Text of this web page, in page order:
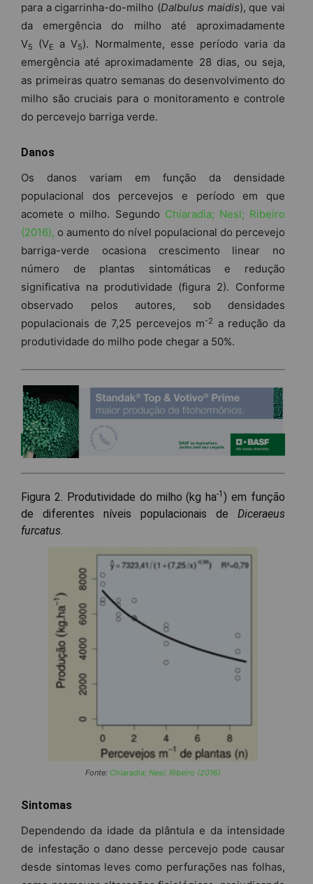
para a cigarrinha-do-milho (Dalbulus maidis), que vai
da emergência do milho até aproximadamente
V5 (VE a V5). Normalmente, esse período varia da
emergência até aproximadamente 28 dias, ou seja,
as primeiras quatro semanas do desenvolvimento do
milho são cruciais para o monitoramento e controle
do percevejo barriga verde.
Danos
Os danos variam em função da densidade
populacional dos percevejos e período em que
acomete o milho. Segundo Chiaradia; Nesi; Ribeiro
(2016), o aumento do nível populacional do percevejo
barriga-verde ocasiona crescimento linear no
número de plantas sintomáticas e redução
significativa na produtividade (figura 2). Conforme
observado pelos autores, sob densidades
populacionais de 7,25 percevejos m-2
a redução da
produtividade do milho pode chegar a 50%.
Figura 2. Produtividade do milho (kg ha-1) em função
de diferentes níveis populacionais de Diceraeus
furcatus
Fonte: Chiaradia; Nesi; Ribeiro (2016)
Sintomas
Dependendo da idade da plântula e da intensidade
de infestação o dano desse percevejo pode causar
desde sintomas leves como perfurações nas folhas,